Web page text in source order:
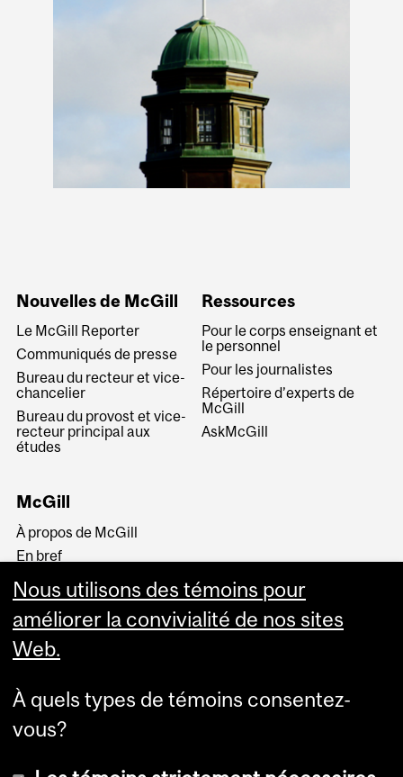
Nouvelles de McGill
Le McGill Reporter
Communiqués de presse
Bureau du recteur et vice-
chancelier
Bureau du provost et vice-
recteur principal aux
études
Ressources
Pour le corps enseignant et
le personnel
Pour les journalistes
Répertoire d’experts de
McGill
AskMcGill
McGill
À propos de McGill
En bref
Histoire
La haute direction
Nous utilisons des témoins pour
améliorer la convivialité de nos sites
Web.
À quels types de témoins consentez-
vous?